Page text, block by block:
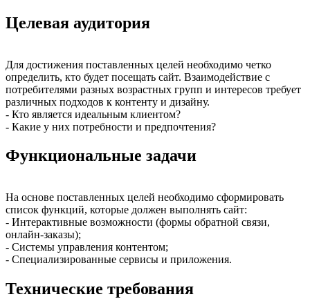
Целевая аудитория
Для достижения поставленных целей необходимо четко
определить, кто будет посещать сайт. Взаимодействие с
потребителями разных возрастных групп и интересов требует
различных подходов к контенту и дизайну.
- Кто является идеальным клиентом?
- Какие у них потребности и предпочтения?
Функциональные задачи
На основе поставленных целей необходимо сформировать
список функций, которые должен выполнять сайт:
- Интерактивные возможности (формы обратной связи,
онлайн-заказы);
- Системы управления контентом;
- Специализированные сервисы и приложения.
Технические требования